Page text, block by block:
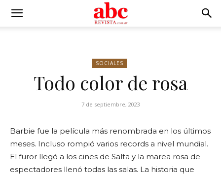
SOCIALES
Todo color de rosa
7 de septiembre, 2023
Barbie fue la película más renombrada en los últimos
meses. Incluso rompió varios records a nivel mundial.
El furor llegó a los cines de Salta y la marea rosa de
espectadores llenó todas las salas. La historia que